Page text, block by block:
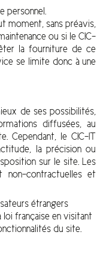
personnel.
moment, sans préavis,
ou si le CIC-
la fourniture de ce
se limite donc à une
de ses possibilités,
diffusées, au
Cependant, le CIC-IT
la précision ou
sur le site. Les
non-contractuelles et
étrangers
française en visitant
du site.